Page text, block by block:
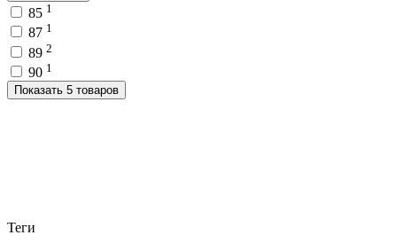
85 1
87 1
89 2
90 1
Показать 5 товаров
Теги